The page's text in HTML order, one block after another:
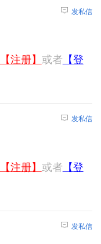
发私信
【注册】 或者 【登
发私信
【注册】 或者 【登
发私信